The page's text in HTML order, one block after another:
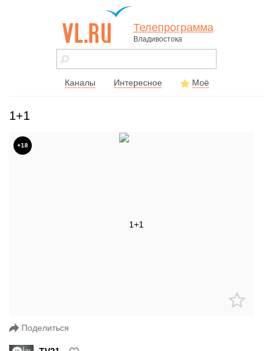
vl.ru - сайт
города
Телепрограмма
Владивостока
Каналы Интересное Моё
1+1
+18
Поделиться